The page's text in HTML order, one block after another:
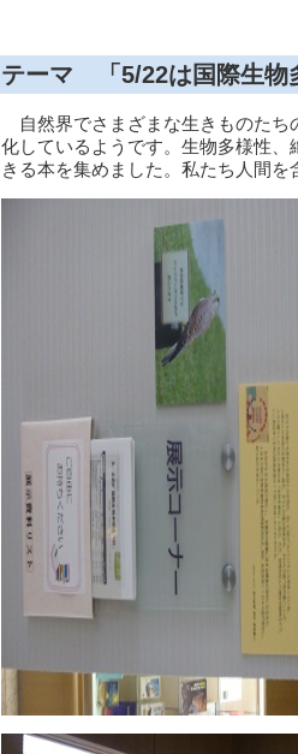
テーマ 「5/22は国際生物
自然界でさまざまな生きものたち
化しているようです。生物多様性
きる本を集めました。私たち人間